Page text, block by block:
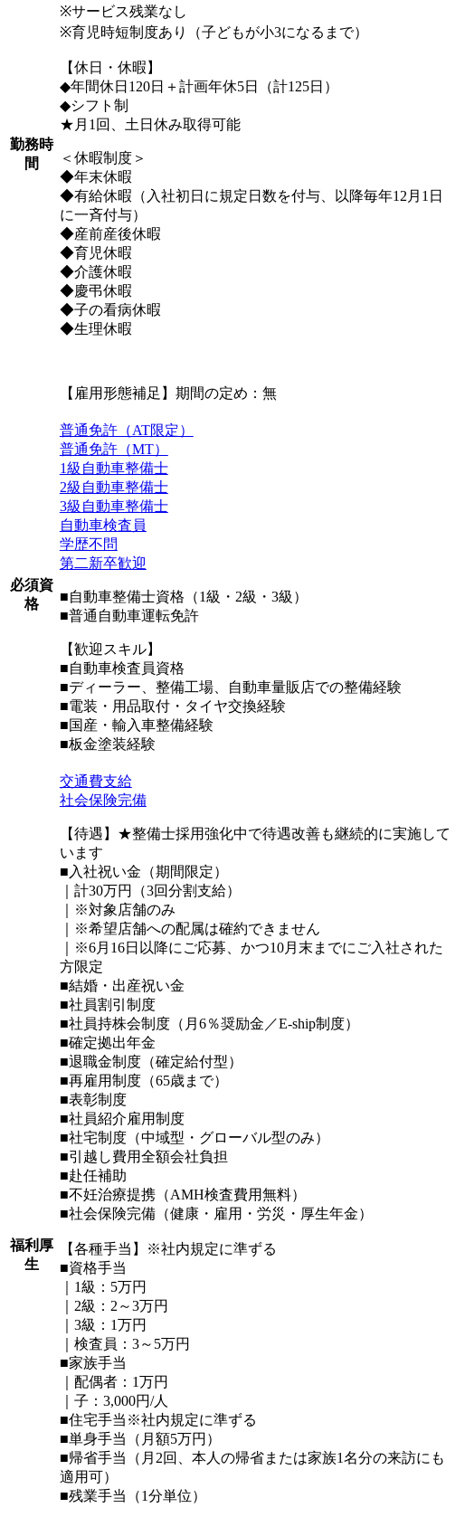
勤務時
間
※サービス残業なし
※育児時短制度あり（子どもが小3になるまで）
【休日・休暇】
◆年間休日120日＋計画年休5日（計125日）
◆シフト制
★月1回、土日休み取得可能
＜休暇制度＞
◆年末休暇
◆有給休暇（入社初日に規定日数を付与、以降毎年12月1日
に一斉付与）
◆産前産後休暇
◆育児休暇
◆介護休暇
◆慶弔休暇
◆子の看病休暇
◆生理休暇
【雇用形態補足】期間の定め：無
必須資
格
普通免許（AT限定）
普通免許（MT）
1級自動車整備士
2級自動車整備士
3級自動車整備士
自動車検査員
学歴不問
第二新卒歓迎
■自動車整備士資格（1級・2級・3級）
■普通自動車運転免許
【歓迎スキル】
■自動車検査員資格
■ディーラー、整備工場、自動車量販店での整備経験
■電装・用品取付・タイヤ交換経験
■国産・輸入車整備経験
■板金塗装経験
福利厚
生
交通費支給
社会保険完備
【待遇】★整備士採用強化中で待遇改善も継続的に実施して
います
■入社祝い金（期間限定）
｜計30万円（3回分割支給）
｜※対象店舗のみ
｜※希望店舗への配属は確約できません
｜※6月16日以降にご応募、かつ10月末までにご入社された
方限定
■結婚・出産祝い金
■社員割引制度
■社員持株会制度（月6％奨励金／E-ship制度）
■確定拠出年金
■退職金制度（確定給付型）
■再雇用制度（65歳まで）
■表彰制度
■社員紹介雇用制度
■社宅制度（中域型・グローバル型のみ）
■引越し費用全額会社負担
■赴任補助
■不妊治療提携（AMH検査費用無料）
■社会保険完備（健康・雇用・労災・厚生年金）
【各種手当】※社内規定に準ずる
■資格手当
｜1級：5万円
｜2級：2～3万円
｜3級：1万円
｜検査員：3～5万円
■家族手当
｜配偶者：1万円
｜子：3,000円/人
■住宅手当※社内規定に準ずる
■単身手当（月額5万円）
■帰省手当（月2回、本人の帰省または家族1名分の来訪にも
適用可）
■残業手当（1分単位）